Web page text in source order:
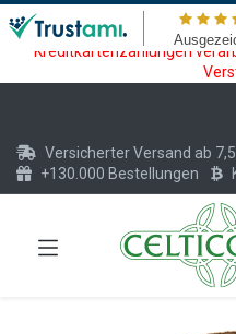
Wartungsarbeiten am
Zeit vom 20.07. -
Kreditkartenzahlungen
Versicherter Versand ab
+130.000 Bestellungen